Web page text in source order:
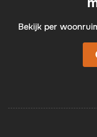
Bekijk per